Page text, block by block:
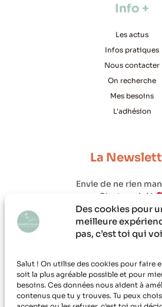
Des cookies pour
meilleure
pas, c’est toi qui
Salut ! On utilise des cookies pour faire
soit la plus agréable possible et pour
besoins. Ces données nous aident à
contenus que tu y trouves. Tu peux
Info +
Les actus
Infos pratiques
Nous contacter
On recherche
Mes besoins
L'adhésion
La
Envie de ne rien
C'est par ici !